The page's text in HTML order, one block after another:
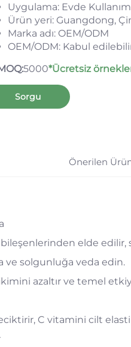
Uygulama: Evde
Ürün yeri: Guangdong,
Marka adı: OEM/ODM
OEM/ODM: Kabul
5000*Ücretsiz
Sorgu
Önerilen
elde edilir,
solgunluğa veda edin.
azaltır ve temel
C vitamini cilt